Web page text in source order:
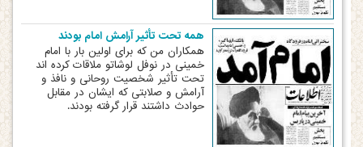
همه تحت تأثیر آرامش امام بودند
همکاران من که برای اولین بار با امام
خمینی در نوفل لوشاتو ملاقات کرده اند
تحت تأثیر شخصیت روحانی و نافذ و
آرامش و صلابتی که ایشان در مقابل
حوادث داشتند قرار گرفته بودند.